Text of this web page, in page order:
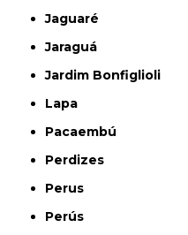
Jaguaré
Jaraguá
Jardim Bonfiglioli
Lapa
Pacaembú
Perdizes
Perus
Perús